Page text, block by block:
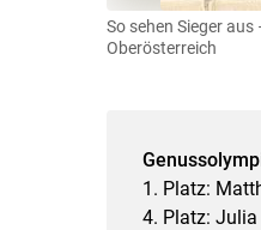
So sehen Sieger
Oberösterreich
1. Platz:
4. Platz: Julia